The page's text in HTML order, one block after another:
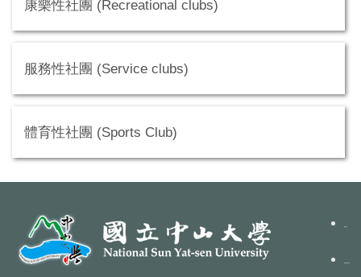
康樂性社團 (Recreational clubs)
服務性社團 (Service clubs)
體育性社團 (Sports Club)